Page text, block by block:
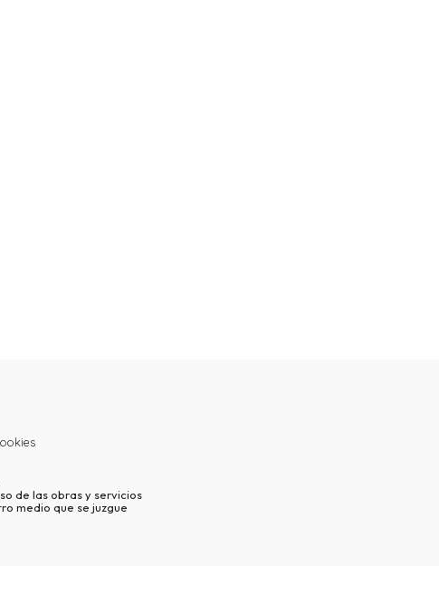
de las obras y servicios
medio que se juzgue